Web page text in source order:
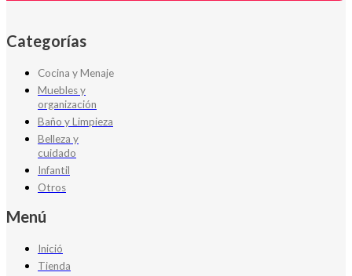
Categorías
Cocina y Menaje
Muebles y
organización
Baño y Limpieza
Belleza y
cuidado
Infantil
Otros
Menú
Inició
Tienda